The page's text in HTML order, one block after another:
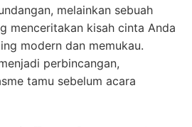
melainkan sebuah
menceritakan kisah cinta Anda
modern dan memukau.
perbincangan,
tamu sebelum acara